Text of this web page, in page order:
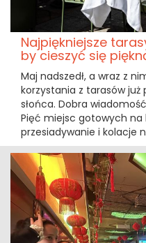
Najpiękniejsze
by cieszyć się
Maj nadszedł, a wraz z
korzystania z tarasów
słońca. Dobra
Pięć miejsc gotowych na
przesiadywanie i kolacje